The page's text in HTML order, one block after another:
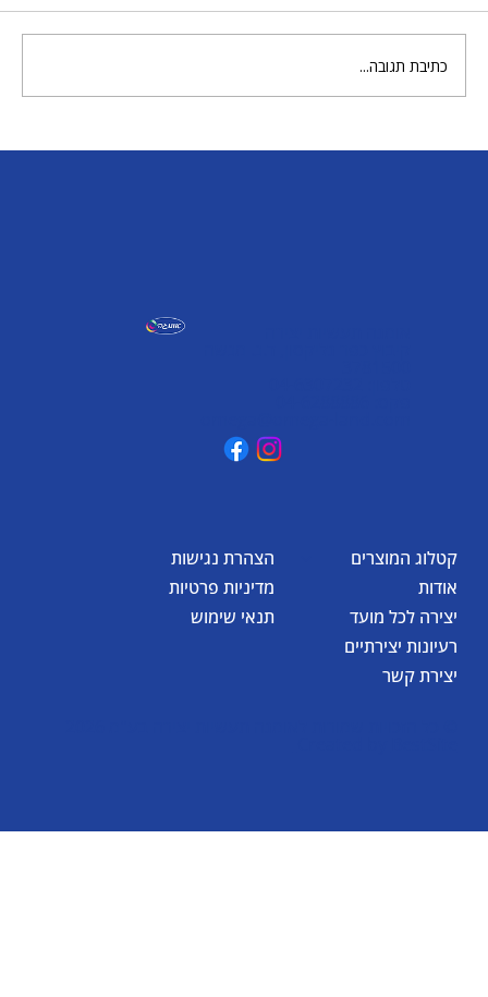
רעשנים צבעוניים עם צבעי אקריל
כתיבת תגובה...
הצהרת נגישות
מדיניות פרטיות
תנאי שימוש
קטלוג המוצרים
אודות
יצירה לכל מועד
רעיונות יצירתיים
יצירת קשר